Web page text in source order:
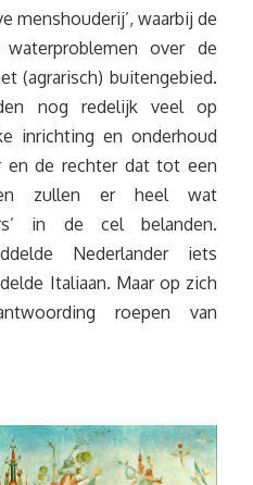
menshouderij’, waarbij de
over de
(agrarisch) buitengebied.
nog redelijk veel op
inrichting en onderhoud
en de rechter dat tot een
zullen er heel wat
in de cel belanden.
Nederlander iets
Italiaan. Maar op zich
roepen van